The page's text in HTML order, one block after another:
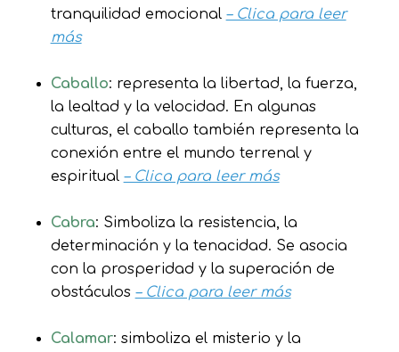
tranquilidad emocional – Clica para leer
más
Caballo: representa la libertad, la fuerza,
la lealtad y la velocidad. En algunas
culturas, el caballo también representa la
conexión entre el mundo terrenal y
espiritual – Clica para leer más
Cabra: Simboliza la resistencia, la
determinación y la tenacidad. Se asocia
con la prosperidad y la superación de
obstáculos – Clica para leer más
Calamar: simboliza el misterio y la